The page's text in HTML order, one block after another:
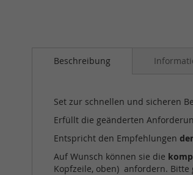
Beschreibung
Set zur schnellen und sicheren
Erfüllt die geänderten
Entspricht den Empfehlungen
Auf Wunsch können sie die
Kopfzeile, oben) anfordern. Bitte